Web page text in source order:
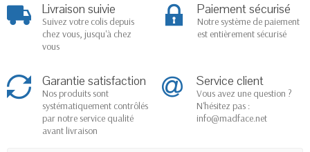
Livraison suivie
Suivez votre colis depuis
chez vous, jusqu'à chez
vous
Paiement sécurisé
Notre système de paiement
est entièrement sécurisé
Garantie satisfaction
Nos produits sont
systématiquement contrôlés
par notre service qualité
avant livraison
Service client
Vous avez une question ?
N'hésitez pas :
info@madface.net